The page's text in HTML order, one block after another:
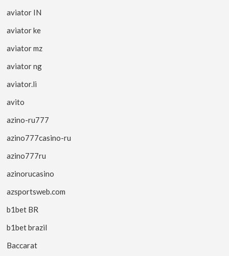
aviator IN
aviator ke
aviator mz
aviator ng
aviator.li
avito
azino-ru777
azino777casino-ru
azino777ru
azinorucasino
azsportsweb.com
b1bet BR
b1bet brazil
Baccarat